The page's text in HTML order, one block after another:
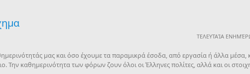
ΤΕΛΕΥΤΑΊΑ
μας και όσο έχουμε τα παραμικρά έσοδα, από εργασία ή άλλα μέσα,
καθημερινότητα των φόρων ζουν όλοι οι Έλληνες πολίτες, αλλά και οι